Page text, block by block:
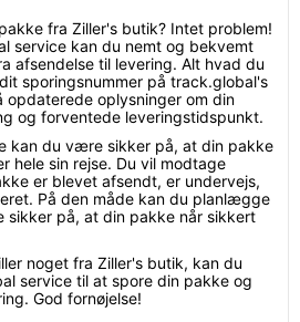
fra Ziller's butik? Intet problem!
service kan du nemt og bekvemt
afsendelse til levering. Alt hvad du
sporingsnummer på track.global's
opdaterede oplysninger om din
og forventede leveringstidspunkt.
kan du være sikker på, at din pakke
hele sin rejse. Du vil modtage
er blevet afsendt, er undervejs,
På den måde kan du planlægge
på, at din pakke når sikkert
noget fra Ziller's butik, kan du
service til at spore din pakke og
God fornøjelse!